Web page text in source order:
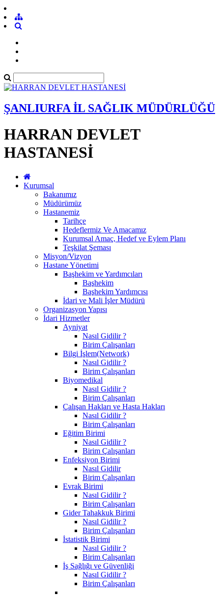
ŞANLIURFA İL SAĞLIK MÜDÜRLÜĞÜ
HARRAN DEVLET
HASTANESİ
Kurumsal
Bakanımız
Müdürümüz
Hastanemiz
Tarihçe
Hedeflermiz Ve Amacamız
Kurumsal Amaç, Hedef ve Eylem Planı
Teşkilat Şeması
Misyon/Vizyon
Hastane Yönetimi
Başhekim ve Yardımcıları
Başhekim
Başhekim Yardımcısı
İdari ve Mali İşler Müdürü
Organizasyon Yapısı
İdari Hizmetler
Ayniyat
Nasıl Gidilir ?
Birim Çalışanları
Bilgi İşlem(Network)
Nasıl Gidilir ?
Birim Çalışanları
Biyomedikal
Nasıl Gidilir ?
Birim Çalışanları
Çalışan Hakları ve Hasta Hakları
Nasıl Gidilir ?
Birim Çalışanları
Eğitim Birimi
Nasıl Gidilir ?
Birim Çalışanları
Enfeksiyon Birimi
Nasıl Gidilir
Birim Çalışanları
Evrak Birimi
Nasıl Gidilir ?
Birim Çalışanları
Gider Tahakkuk Birimi
Nasıl Gidilir ?
Birim Çalışanları
İstatistik Birimi
Nasıl Gidilir ?
Birim Çalışanları
İş Sağlığı ve Güvenliği
Nasıl Gidilir ?
Birim Çalışanları